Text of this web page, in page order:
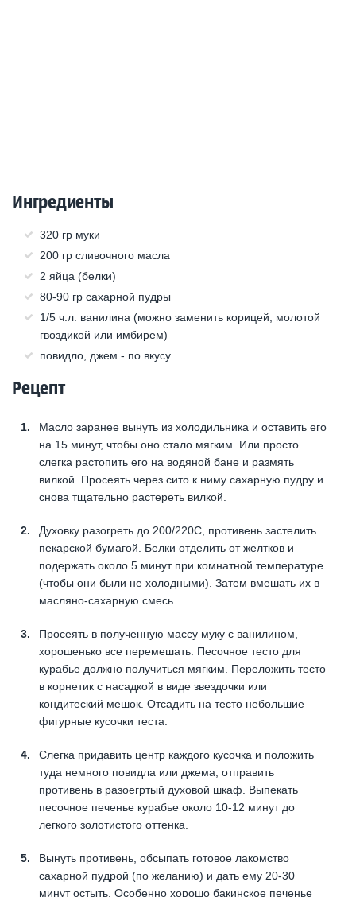
Ингредиенты
320 гр муки
200 гр сливочного масла
2 яйца (белки)
80-90 гр сахарной пудры
1/5 ч.л. ванилина (можно заменить корицей, молотой
гвоздикой или имбирем)
повидло, джем - по вкусу
Рецепт
Масло заранее вынуть из холодильника и оставить его
на 15 минут, чтобы оно стало мягким. Или просто
слегка растопить его на водяной бане и размять
вилкой. Просеять через сито к ниму сахарную пудру и
снова тщательно растереть вилкой.
Духовку разогреть до 200/220С, противень застелить
пекарской бумагой. Белки отделить от желтков и
подержать около 5 минут при комнатной температуре
(чтобы они были не холодными). Затем вмешать их в
масляно-сахарную смесь.
Просеять в полученную массу муку с ванилином,
хорошенько все перемешать. Песочное тесто для
курабье должно получиться мягким. Переложить тесто
в корнетик с насадкой в виде звездочки или
кондитеский мешок. Отсадить на тесто небольшие
фигурные кусочки теста.
Слегка придавить центр каждого кусочка и положить
туда немного повидла или джема, отправить
противень в разоегртый духовой шкаф. Выпекать
песочное печенье курабье около 10-12 минут до
легкого золотистого оттенка.
Вынуть противень, обсыпать готовое лакомство
сахарной пудрой (по желанию) и дать ему 20-30
минут остыть. Особенно хорошо бакинское печенье